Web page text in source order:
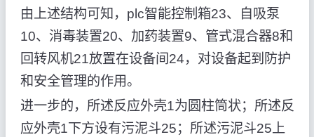
由上述结构可知，plc智能控制箱23、自吸泵
10、消毒装置20、加药装置9、管式混合器8和
回转风机21放置在设备间24，对设备起到防护
和安全管理的作用。
进一步的，所述反应外壳1为圆柱筒状；所述反
应外壳1下方设有污泥斗25；所述污泥斗25上